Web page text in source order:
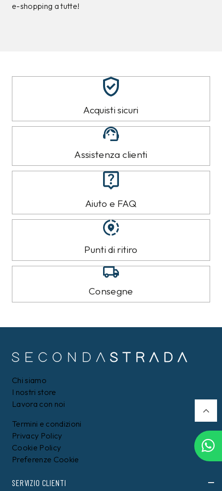
Filtri
e-shopping a tutte!
Acquisti sicuri
Assistenza clienti
Aiuto e FAQ
Punti di ritiro
Consegne
Chi siamo
I nostri store
Lavora con noi
Termini e condizioni
Privacy Policy
Cookie Policy
Preferenze Cookie
SERVIZIO CLIENTI